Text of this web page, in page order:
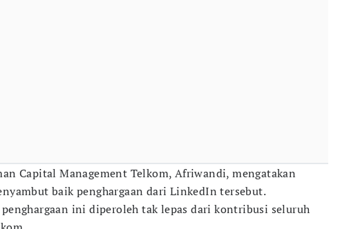
Capital Management Telkom, Afriwandi, mengatakan
baik penghargaan dari LinkedIn tersebut.
ini diperoleh tak lepas dari kontribusi seluruh